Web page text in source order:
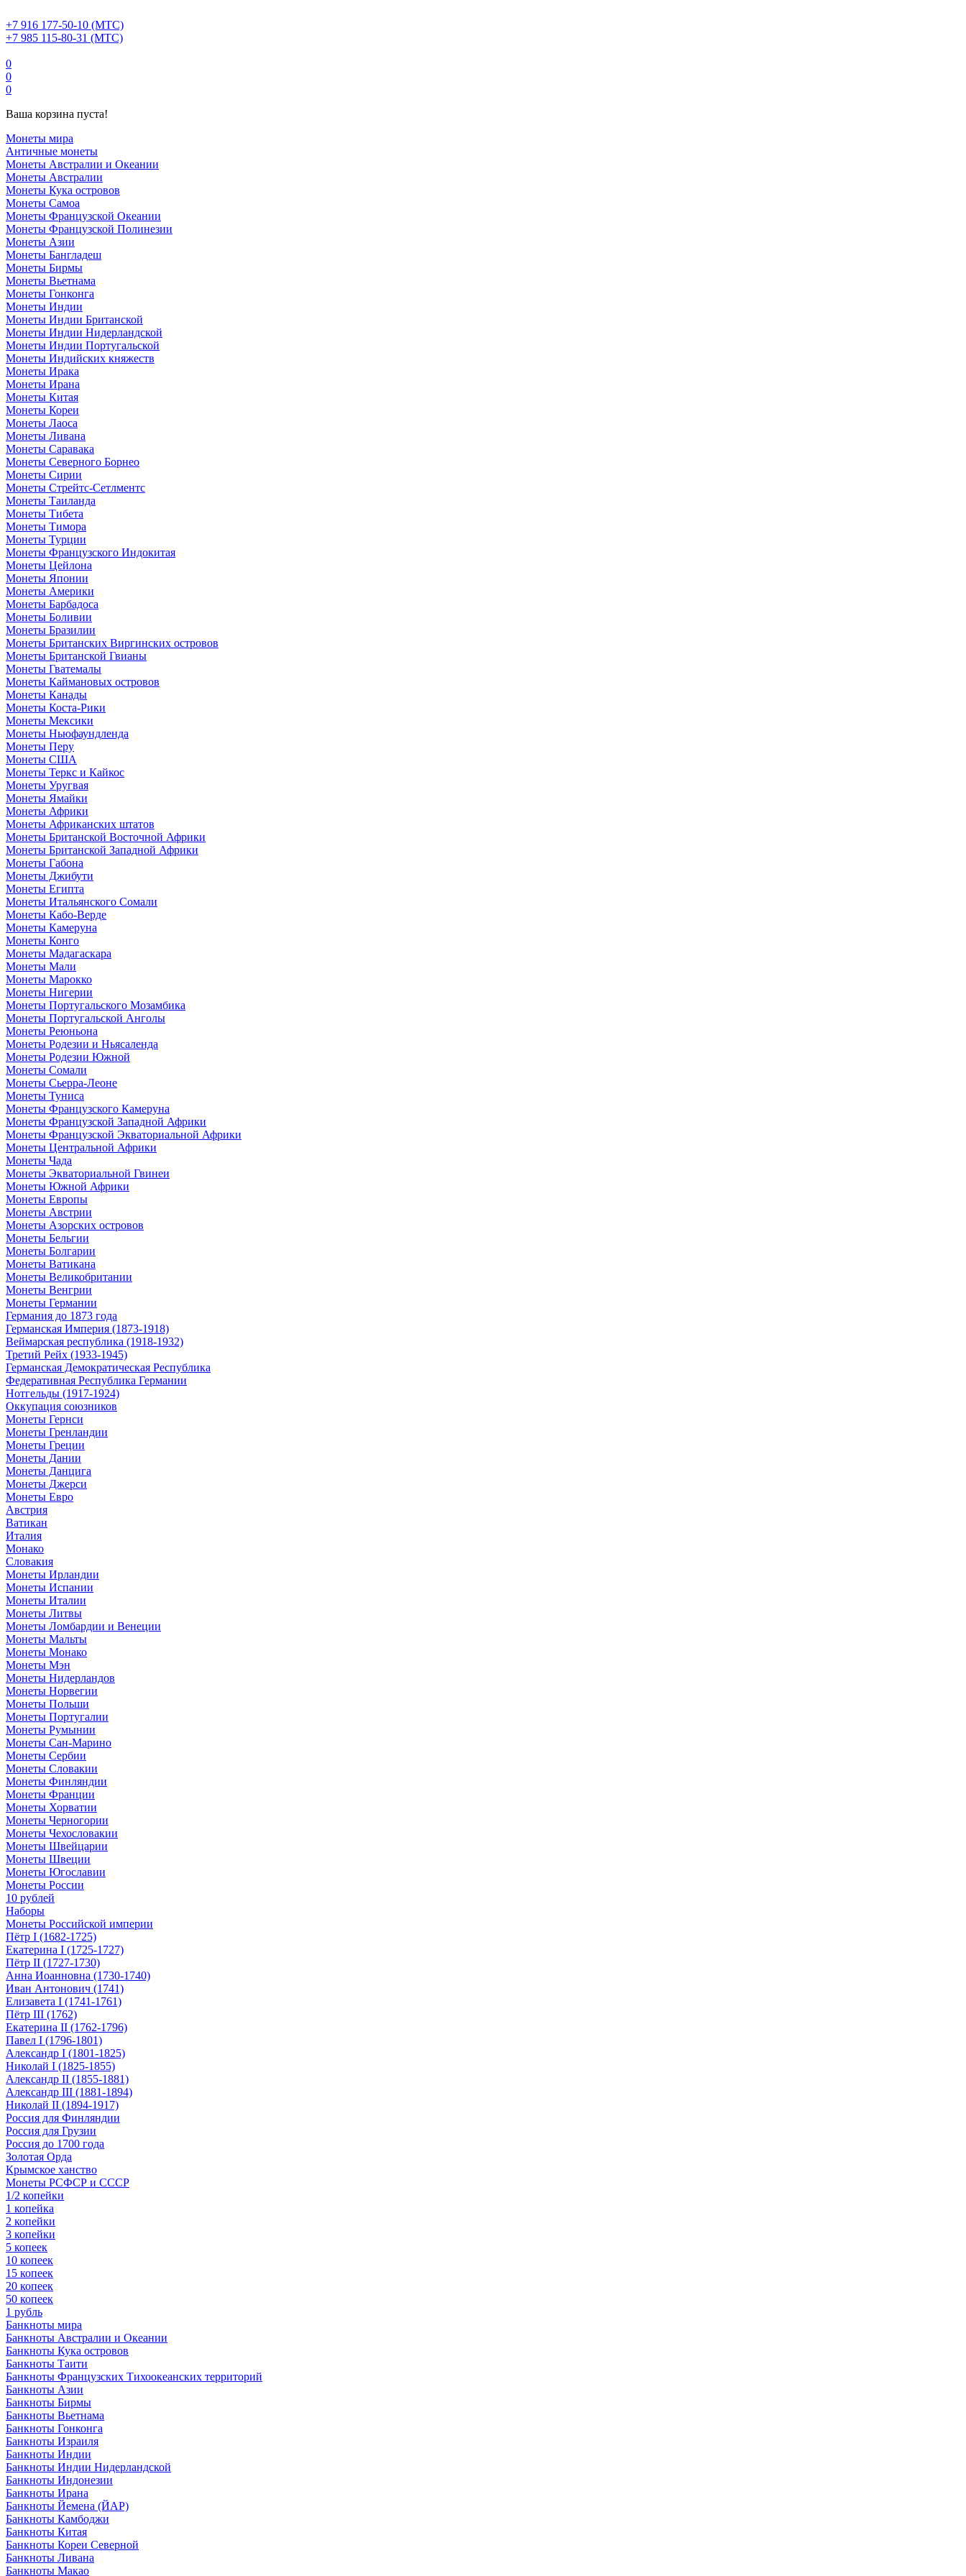
+7 916 177-50-10 (МТС)
+7 985 115-80-31 (МТС)
0
0
0
Ваша корзина пуста!
Монеты мира
Античные монеты
Монеты Австралии и Океании
Монеты Австралии
Монеты Кука островов
Монеты Самоа
Монеты Французской Океании
Монеты Французской Полинезии
Монеты Азии
Монеты Бангладеш
Монеты Бирмы
Монеты Вьетнама
Монеты Гонконга
Монеты Индии
Монеты Индии Британской
Монеты Индии Нидерландской
Монеты Индии Португальской
Монеты Индийских княжеств
Монеты Ирака
Монеты Ирана
Монеты Китая
Монеты Кореи
Монеты Лаоса
Монеты Ливана
Монеты Саравака
Монеты Северного Борнео
Монеты Сирии
Монеты Стрейтс-Сетлментс
Монеты Таиланда
Монеты Тибета
Монеты Тимора
Монеты Турции
Монеты Французского Индокитая
Монеты Цейлона
Монеты Японии
Монеты Америки
Монеты Барбадоса
Монеты Боливии
Монеты Бразилии
Монеты Британских Виргинских островов
Монеты Британской Гвианы
Монеты Гватемалы
Монеты Каймановых островов
Монеты Канады
Монеты Коста-Рики
Монеты Мексики
Монеты Ньюфаундленда
Монеты Перу
Монеты США
Монеты Теркс и Кайкос
Монеты Уругвая
Монеты Ямайки
Монеты Африки
Монеты Африканских штатов
Монеты Британской Восточной Африки
Монеты Британской Западной Африки
Монеты Габона
Монеты Джибути
Монеты Египта
Монеты Итальянского Сомали
Монеты Кабо-Верде
Монеты Камеруна
Монеты Конго
Монеты Мадагаскара
Монеты Мали
Монеты Марокко
Монеты Нигерии
Монеты Португальского Мозамбика
Монеты Португальской Анголы
Монеты Реюньона
Монеты Родезии и Ньясаленда
Монеты Родезии Южной
Монеты Сомали
Монеты Сьерра-Леоне
Монеты Туниса
Монеты Французского Камеруна
Монеты Французской Западной Африки
Монеты Французской Экваториальной Африки
Монеты Центральной Африки
Монеты Чада
Монеты Экваториальной Гвинеи
Монеты Южной Африки
Монеты Европы
Монеты Австрии
Монеты Азорских островов
Монеты Бельгии
Монеты Болгарии
Монеты Ватикана
Монеты Великобритании
Монеты Венгрии
Монеты Германии
Германия до 1873 года
Германская Империя (1873-1918)
Веймарская республика (1918-1932)
Третий Рейх (1933-1945)
Германская Демократическая Республика
Федеративная Республика Германии
Нотгельды (1917-1924)
Оккупация союзников
Монеты Гернси
Монеты Гренландии
Монеты Греции
Монеты Дании
Монеты Данцига
Монеты Джерси
Монеты Евро
Австрия
Ватикан
Италия
Монако
Словакия
Монеты Ирландии
Монеты Испании
Монеты Италии
Монеты Литвы
Монеты Ломбардии и Венеции
Монеты Мальты
Монеты Монако
Монеты Мэн
Монеты Нидерландов
Монеты Норвегии
Монеты Польши
Монеты Португалии
Монеты Румынии
Монеты Сан-Марино
Монеты Сербии
Монеты Словакии
Монеты Финляндии
Монеты Франции
Монеты Хорватии
Монеты Черногории
Монеты Чехословакии
Монеты Швейцарии
Монеты Швеции
Монеты Югославии
Монеты России
10 рублей
Наборы
Монеты Российской империи
Пётр I (1682-1725)
Екатерина I (1725-1727)
Пётр II (1727-1730)
Анна Иоанновна (1730-1740)
Иван Антонович (1741)
Елизавета I (1741-1761)
Пётр III (1762)
Екатерина II (1762-1796)
Павел I (1796-1801)
Александр I (1801-1825)
Николай I (1825-1855)
Александр II (1855-1881)
Александр III (1881-1894)
Николай II (1894-1917)
Россия для Финляндии
Россия для Грузии
Россия до 1700 года
Золотая Орда
Крымское ханство
Монеты РСФСР и СССР
1/2 копейки
1 копейка
2 копейки
3 копейки
5 копеек
10 копеек
15 копеек
20 копеек
50 копеек
1 рубль
Банкноты мира
Банкноты Австралии и Океании
Банкноты Кука островов
Банкноты Таити
Банкноты Французских Тихоокеанских территорий
Банкноты Азии
Банкноты Бирмы
Банкноты Вьетнама
Банкноты Гонконга
Банкноты Израиля
Банкноты Индии
Банкноты Индии Нидерландской
Банкноты Индонезии
Банкноты Ирана
Банкноты Йемена (ЙАР)
Банкноты Камбоджи
Банкноты Китая
Банкноты Кореи Северной
Банкноты Ливана
Банкноты Макао